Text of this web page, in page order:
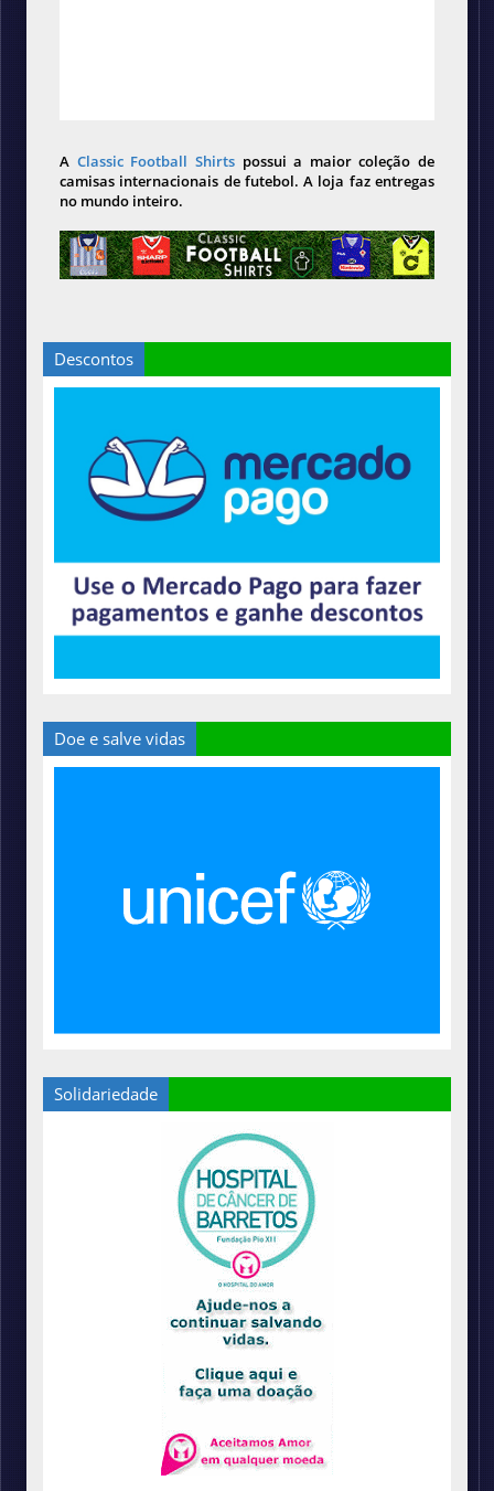
A Classic Football Shirts possui a maior coleção de
camisas internacionais de futebol. A loja faz entregas
no mundo inteiro.
Descontos
Doe e salve vidas
Solidariedade